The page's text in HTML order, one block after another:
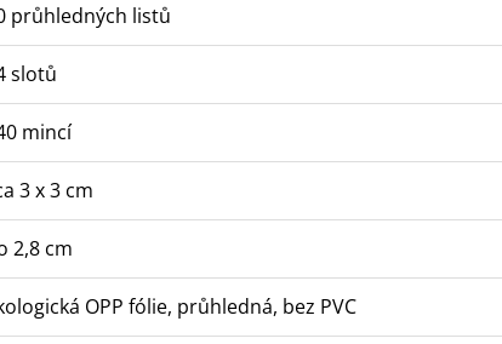
průhledných listů
slotů
mincí
3 x 3 cm
2,8 cm
OPP fólie, průhledná, bez PVC